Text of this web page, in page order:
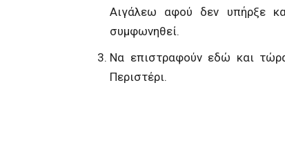
Αιγάλεω αφού δεν υπήρξε
συμφωνηθεί.
Να επιστραφούν εδώ και
Περιστέρι.